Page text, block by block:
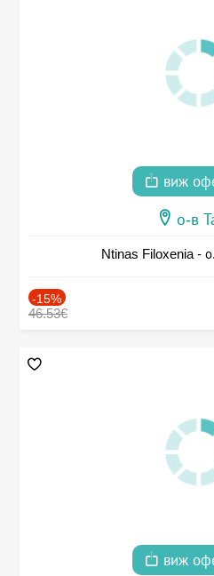
виж
о-в
Ntinas Filoxenia -
-15%
46.53€
виж